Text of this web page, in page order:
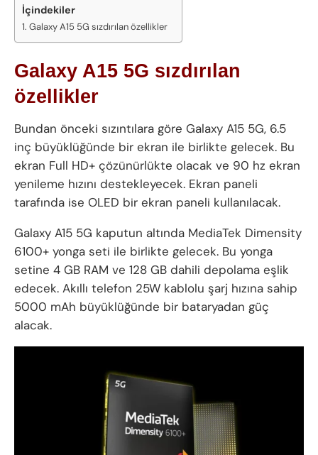
İçindekiler
Galaxy A15 5G sızdırılan özellikler
Galaxy A15 5G sızdırılan
özellikler
Bundan önceki sızıntılara göre Galaxy A15 5G, 6.5
inç büyüklüğünde bir ekran ile birlikte gelecek. Bu
ekran Full HD+ çözünürlükte olacak ve 90 hz ekran
yenileme hızını destekleyecek. Ekran paneli
tarafında ise OLED bir ekran paneli kullanılacak.
Galaxy A15 5G kaputun altında MediaTek Dimensity
6100+ yonga seti ile birlikte gelecek. Bu yonga
setine 4 GB RAM ve 128 GB dahili depolama eşlik
edecek. Akıllı telefon 25W kablolu şarj hızına sahip
5000 mAh büyüklüğünde bir bataryadan güç
alacak.